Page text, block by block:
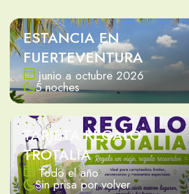
ESTANCIA EN
FUERTEVENTURA
junio a octubre 2026
5 noches
TARJETA REGALO
TROTALIA
Todo el año
Sin prisa por volver